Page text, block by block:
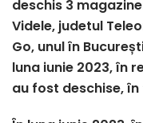
deschis 3
Videle, judetul
Go, unul în
luna iunie 2023, în
au fost deschise,